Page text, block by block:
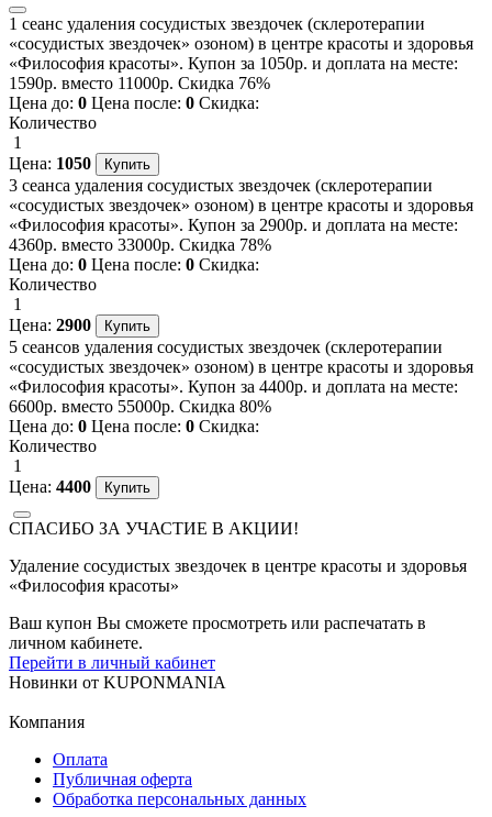
1 сеанс удаления сосудистых звездочек (склеротерапии
«сосудистых звездочек» озоном) в центре красоты и здоровья
«Философия красоты». Купон за 1050р. и доплата на месте:
1590р. вместо 11000р. Скидка 76%
Цена до: 0 Цена после: 0 Скидка:
Количество
1
Цена: 1050
3 сеанса удаления сосудистых звездочек (склеротерапии
«сосудистых звездочек» озоном) в центре красоты и здоровья
«Философия красоты». Купон за 2900р. и доплата на месте:
4360р. вместо 33000р. Скидка 78%
Цена до: 0 Цена после: 0 Скидка:
Количество
1
Цена: 2900
5 сеансов удаления сосудистых звездочек (склеротерапии
«сосудистых звездочек» озоном) в центре красоты и здоровья
«Философия красоты». Купон за 4400р. и доплата на месте:
6600р. вместо 55000р. Скидка 80%
Цена до: 0 Цена после: 0 Скидка:
Количество
1
Цена: 4400
СПАСИБО ЗА УЧАСТИЕ В АКЦИИ!
Удаление сосудистых звездочек в центре красоты и здоровья
«Философия красоты»
Ваш купон Вы сможете просмотреть или распечатать в
личном кабинете.
Перейти в личный кабинет
Новинки от KUPONMANIA
Компания
Оплата
Публичная оферта
Обработка персональных данных